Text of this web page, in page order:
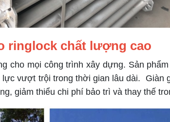
ringlock chất lượng cao
cho mọi công trình xây dựng. Sản
lực vượt trội trong thời gian lâu dài. Giàn
giảm thiểu chi phí bảo trì và thay thế